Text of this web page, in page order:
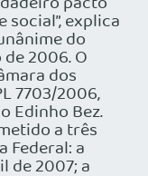
explica
do
2006. O
dos
7703/2006,
Edinho Bez.
a três
Federal: a
de 2007; a